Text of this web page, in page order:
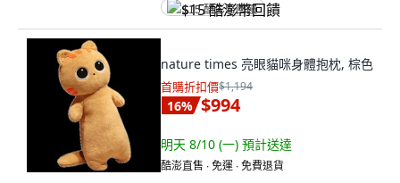
$15 酷澎幣回饋
nature times 亮眼貓咪身體抱枕, 棕色
首購折扣價$1,194
16% $994
明天 8/10 (一) 預計送達
酷澎直售 ∙ 免運 ∙ 免費退貨